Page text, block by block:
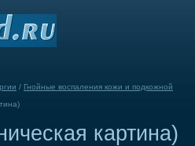
/ Гнойные воспаления кожи и подкожной
картина)